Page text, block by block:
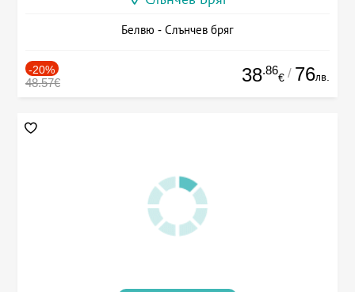
Белвю - Слънчев бряг
-20%
48.57€ 38.86
€ / 76лв.